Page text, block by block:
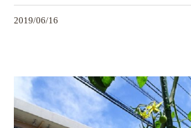
2019/06/16